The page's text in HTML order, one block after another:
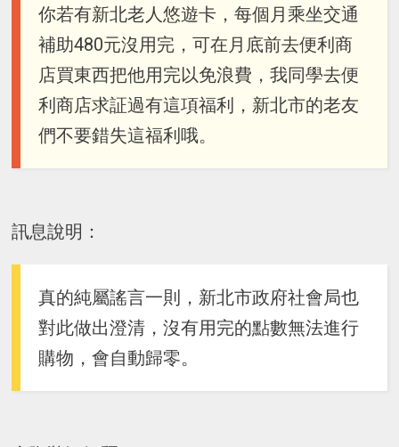
你若有新北老人悠遊卡，每個月乘坐交通
補助480元沒用完，可在月底前去便利商
店買東西把他用完以免浪費，我同學去便
利商店求証過有這項福利，新北市的老友
們不要錯失這福利哦。
訊息說明：
真的純屬謠言一則，新北市政府社會局也
對此做出澄清，沒有用完的點數無法進行
購物，會自動歸零。